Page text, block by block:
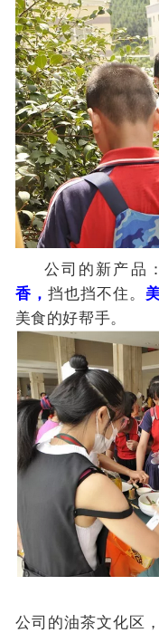
公司的新产品
香， 挡也挡不住。
美食的好帮手。
公司的油茶文化区